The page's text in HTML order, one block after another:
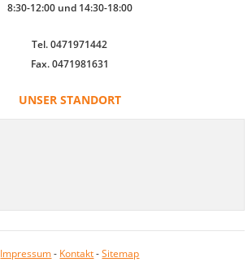
8:30-12:00 und 14:30-18:00
Tel. 0471971442
Fax. 0471981631
UNSER STANDORT
Impressum- Kontakt-Sitemap